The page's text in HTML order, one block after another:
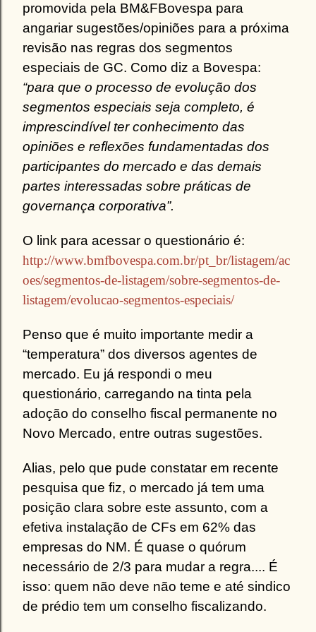
promovida pela BM&FBovespa para
angariar sugestões/opiniões para a próxima
revisão nas regras dos segmentos
especiais de GC. Como diz a Bovespa:
“para que o processo de evolução dos
segmentos especiais seja completo, é
imprescindível ter conhecimento das
opiniões e reflexões fundamentadas dos
participantes do mercado e das demais
partes interessadas sobre práticas de
governança corporativa”.
O link para acessar o questionário é:
http://www.bmfbovespa.com.br/pt_br/listagem/ac
oes/segmentos-de-listagem/sobre-segmentos-de-
listagem/evolucao-segmentos-especiais/
Penso que é muito importante medir a
“temperatura” dos diversos agentes de
mercado. Eu já respondi o meu
questionário, carregando na tinta pela
adoção do conselho fiscal permanente no
Novo Mercado, entre outras sugestões.
Alias, pelo que pude constatar em recente
pesquisa que fiz, o mercado já tem uma
posição clara sobre este assunto, com a
efetiva instalação de CFs em 62% das
empresas do NM. É quase o quórum
necessário de 2/3 para mudar a regra.... É
isso: quem não deve não teme e até sindico
de prédio tem um conselho fiscalizando.